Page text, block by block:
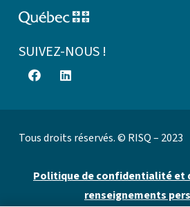
SUIVEZ-NOUS !
Tous droits réservés. © RISQ – 2023
Politique de confidentialité et
renseignements